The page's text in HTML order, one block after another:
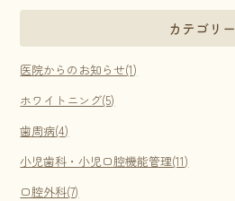
カテゴリー
医院からのお知らせ(1)
ホワイトニング(5)
歯周病(4)
小児歯科・小児口腔機能管理(11)
口腔外科(7)